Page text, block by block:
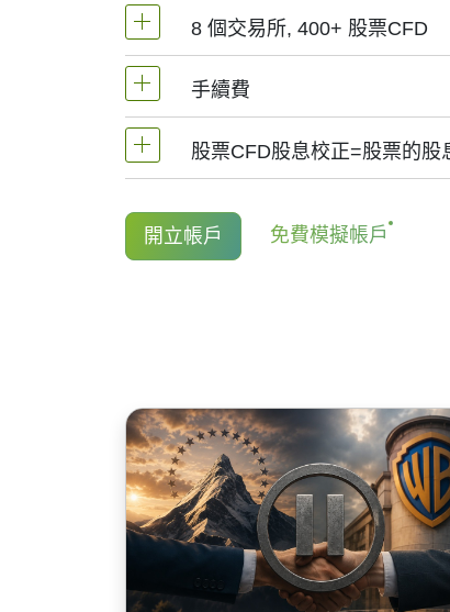
MetaTrader4和MetaTrader5 -1：
NetTradeX平臺，股票差價合約
8 個交易所, 400+ 股票CFD
我們提供超過400個股票CFD, 其
手續費
手續費為交易量0.1%起, 美股-
對於NetTradeX和Mt4, 最低手續
USD/1EUR/100 JPY (美股為
股票CFD股息校正=股票的股
持有股票CFD多頭的交易者獲得股
金額等於股息金額.
開立帳戶 免費模擬帳戶